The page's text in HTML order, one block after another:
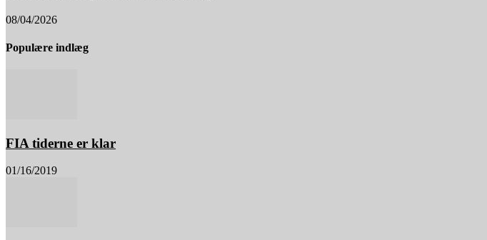
08/04/2026
Populære indlæg
FIA tiderne er klar
01/16/2019